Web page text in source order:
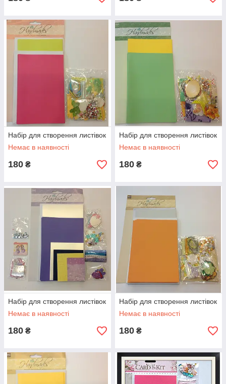
Набір для створення листівок
Немає в наявності
180 ₴
Набір для створення листівок
Немає в наявності
180 ₴
Набір для створення листівок
Немає в наявності
180 ₴
Набір для створення листівок
Немає в наявності
180 ₴